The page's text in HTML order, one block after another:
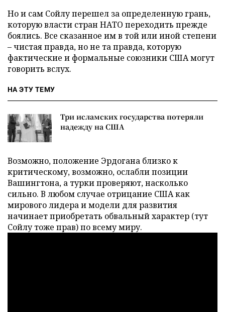
Но и сам Сойлу перешел за определенную грань,
которую власти стран НАТО переходить прежде
боялись. Все сказанное им в той или иной степени
– чистая правда, но не та правда, которую
фактические и формальные союзники США могут
говорить вслух.
НА ЭТУ ТЕМУ
Три исламских государства потеряли
надежду на США
Возможно, положение Эрдогана близко к
критическому, возможно, ослабли позиции
Вашингтона, а турки проверяют, насколько
сильно. В любом случае отрицание США как
мирового лидера и модели для развития
начинает приобретать обвальный характер (тут
Сойлу тоже прав) по всему миру.